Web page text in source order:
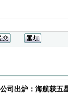
司出炉：海航获五